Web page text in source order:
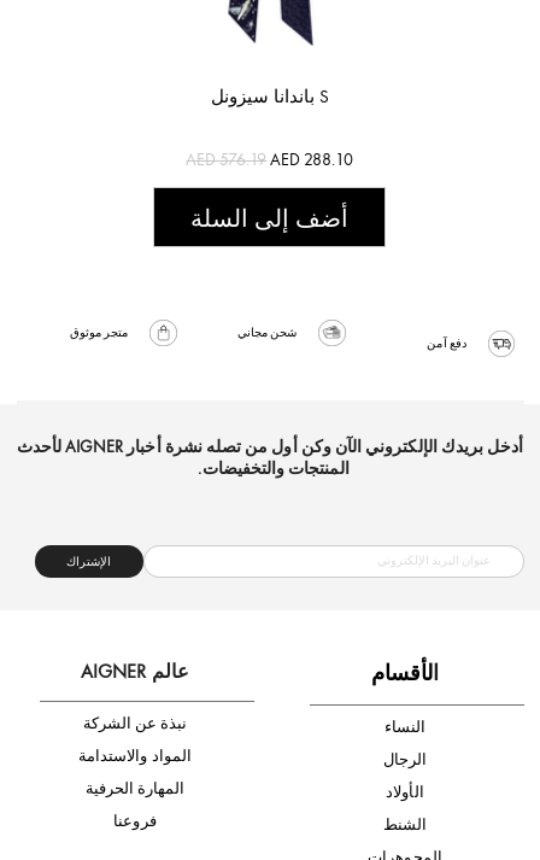
باندانا سيزونل S
AED 576.19AED 288.10
أضف إلى السلة